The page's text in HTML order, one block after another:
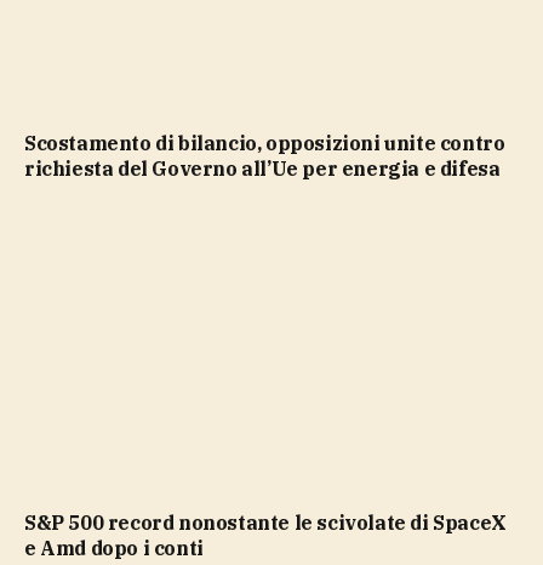
Scostamento di bilancio, opposizioni unite contro
richiesta del Governo all’Ue per energia e difesa
S&P 500 record nonostante le scivolate di SpaceX
e Amd dopo i conti